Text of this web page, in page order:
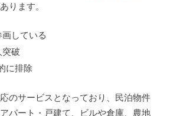
ります。
している
突破
に排除
のサービスとなっており、民泊物件
パート・戸建て、ビルや倉庫、農地